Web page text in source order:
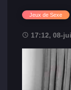
Jeux de Sexe
17:12, 08-